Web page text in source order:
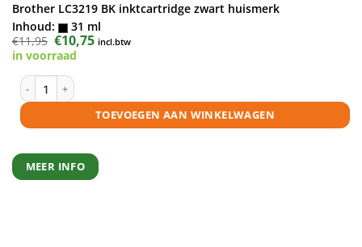
Brother LC3219 BK inktcartridge zwart huismerk
Inhoud:
31 ml
€11,95 Oorspronkelijke
prijs
was:
€10,75Huidige
prijs
incl.btw
in voorraad
Brother LC3219 BK inktcartridge zwart huismerk aantal
TOEVOEGEN AAN WINKELWAGEN
MEER INFO